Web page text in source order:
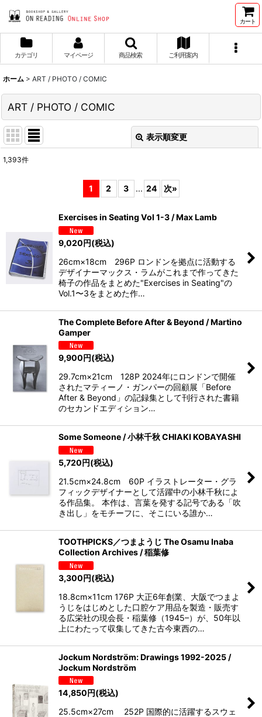
カート
カテゴリ マイページ 商品検索 ご利用案内
ホーム > ART / PHOTO / COMIC
ART / PHOTO / COMIC
表示順変更
並び順
絞り込む
1,393件
1 2 3 ... 24 次»
Exercises in Seating Vol 1-3 / Max Lamb
9,020円(税込)
26cm×18cm 296P ロンドンを拠点に活動する
デザイナーマックス・ラムがこれまで作ってきた
椅子の作品をまとめた"Exercises in Seating"の
Vol.1〜3をまとめた作…
The Complete Before After & Beyond / Martino
Gamper
9,900円(税込)
29.7cm×21cm 128P 2024年にロンドンで開催
されたマティーノ・ガンパーの回顧展「Before
After & Beyond」の記録集として刊行された書籍
のセカンドエディション…
Some Someone / 小林千秋 CHIAKI KOBAYASHI
5,720円(税込)
21.5cm×24.8cm 60P イラストレーター・グラ
フィックデザイナーとして活躍中の小林千秋によ
る作品集。 本作は、言葉を発する記号である「吹
き出し」をモチーフに、そこにいる誰か…
TOOTHPICKS／つまようじ The Osamu Inaba
Collection Archives / 稲葉修
3,300円(税込)
18.8cm×11cm 176P 大正6年創業、大阪でつまよ
うじをはじめとした口腔ケア用品を製造・販売す
る広栄社の現会長・稲葉修（1945–）が、50年以
上にわたって収集してきた古今東西の…
Jockum Nordström: Drawings 1992-2025 /
Jockum Nordström
14,850円(税込)
25.5cm×27cm 252P 国際的に活躍するスウェ